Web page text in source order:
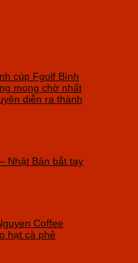
cúp Fgolf Bình
mong chờ nhất
diễn ra thành
Nhật Bản bắt tay
Coffee
hạt cà phê